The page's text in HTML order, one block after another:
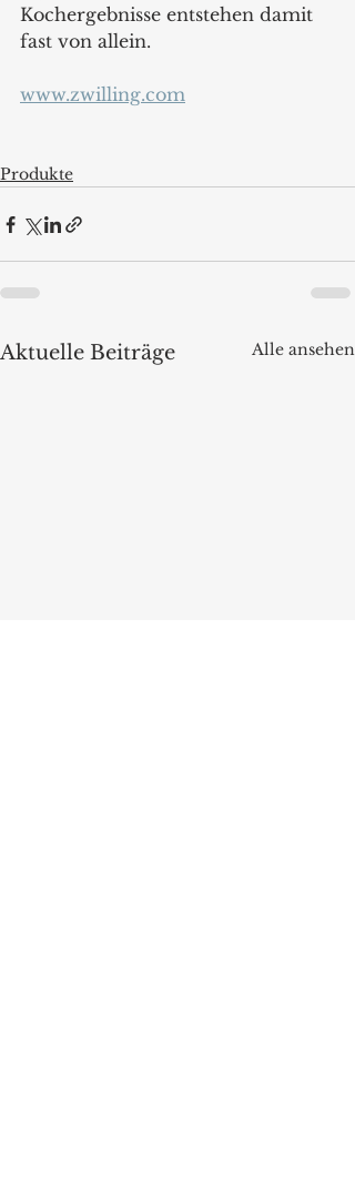
Kochergebnisse entstehen damit
fast von allein.
www.zwilling.com
Produkte
Aktuelle Beiträge Alle ansehen